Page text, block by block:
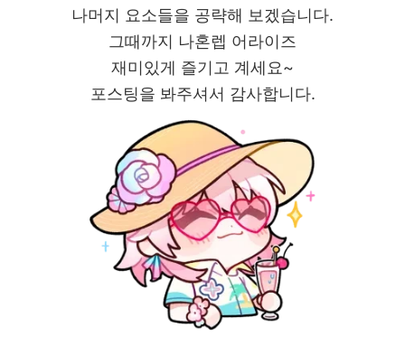
나머지 요소들을 공략해 보겠습니다.
그때까지 나혼렙 어라이즈
재미있게 즐기고 계세요~
포스팅을 봐주셔서 감사합니다.